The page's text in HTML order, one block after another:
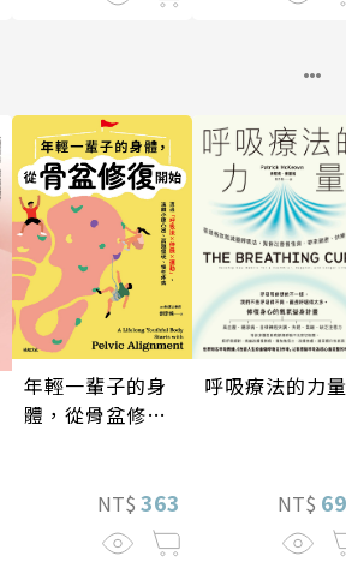
年輕一輩子的身
體，從骨盆修復
動」，遠離小腹
凸出、肩頸僵
硬、慢性疼痛
NT$ 363
呼吸療法的力量
NT$